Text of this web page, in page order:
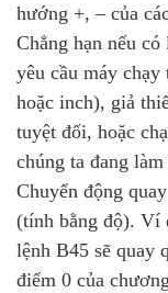
hướng +, – của
Chẳng hạn nếu
yêu cầu máy
hoặc inch), giả
tuyệt đối, hoặc
chúng ta đang
Chuyển động
(tính bằng độ). Ví
lệnh B45 sẽ quay
điểm 0 của